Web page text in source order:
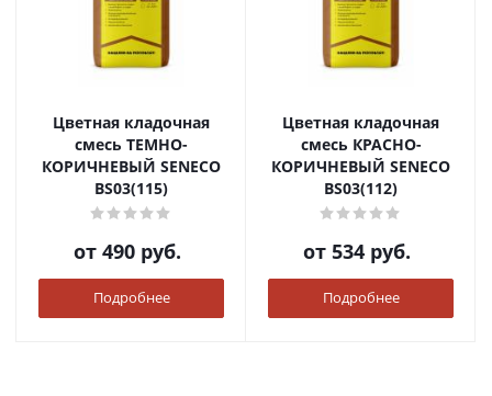
Цветная кладочная
смесь ТЕМНО-
КОРИЧНЕВЫЙ SENECO
BS03(115)
от 490 руб.
Подробнее
Цветная кладочная
смесь КРАСНО-
КОРИЧНЕВЫЙ SENECO
BS03(112)
от 534 руб.
Подробнее